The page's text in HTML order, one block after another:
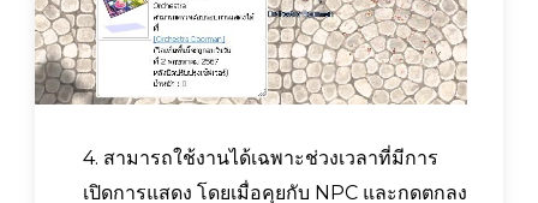
4. สามารถใช้งานได้เฉพาะช่วงเวลาที่มีการ
เปิดการแสดง โดยเมื่อคุยกับ NPC และกดตกลง